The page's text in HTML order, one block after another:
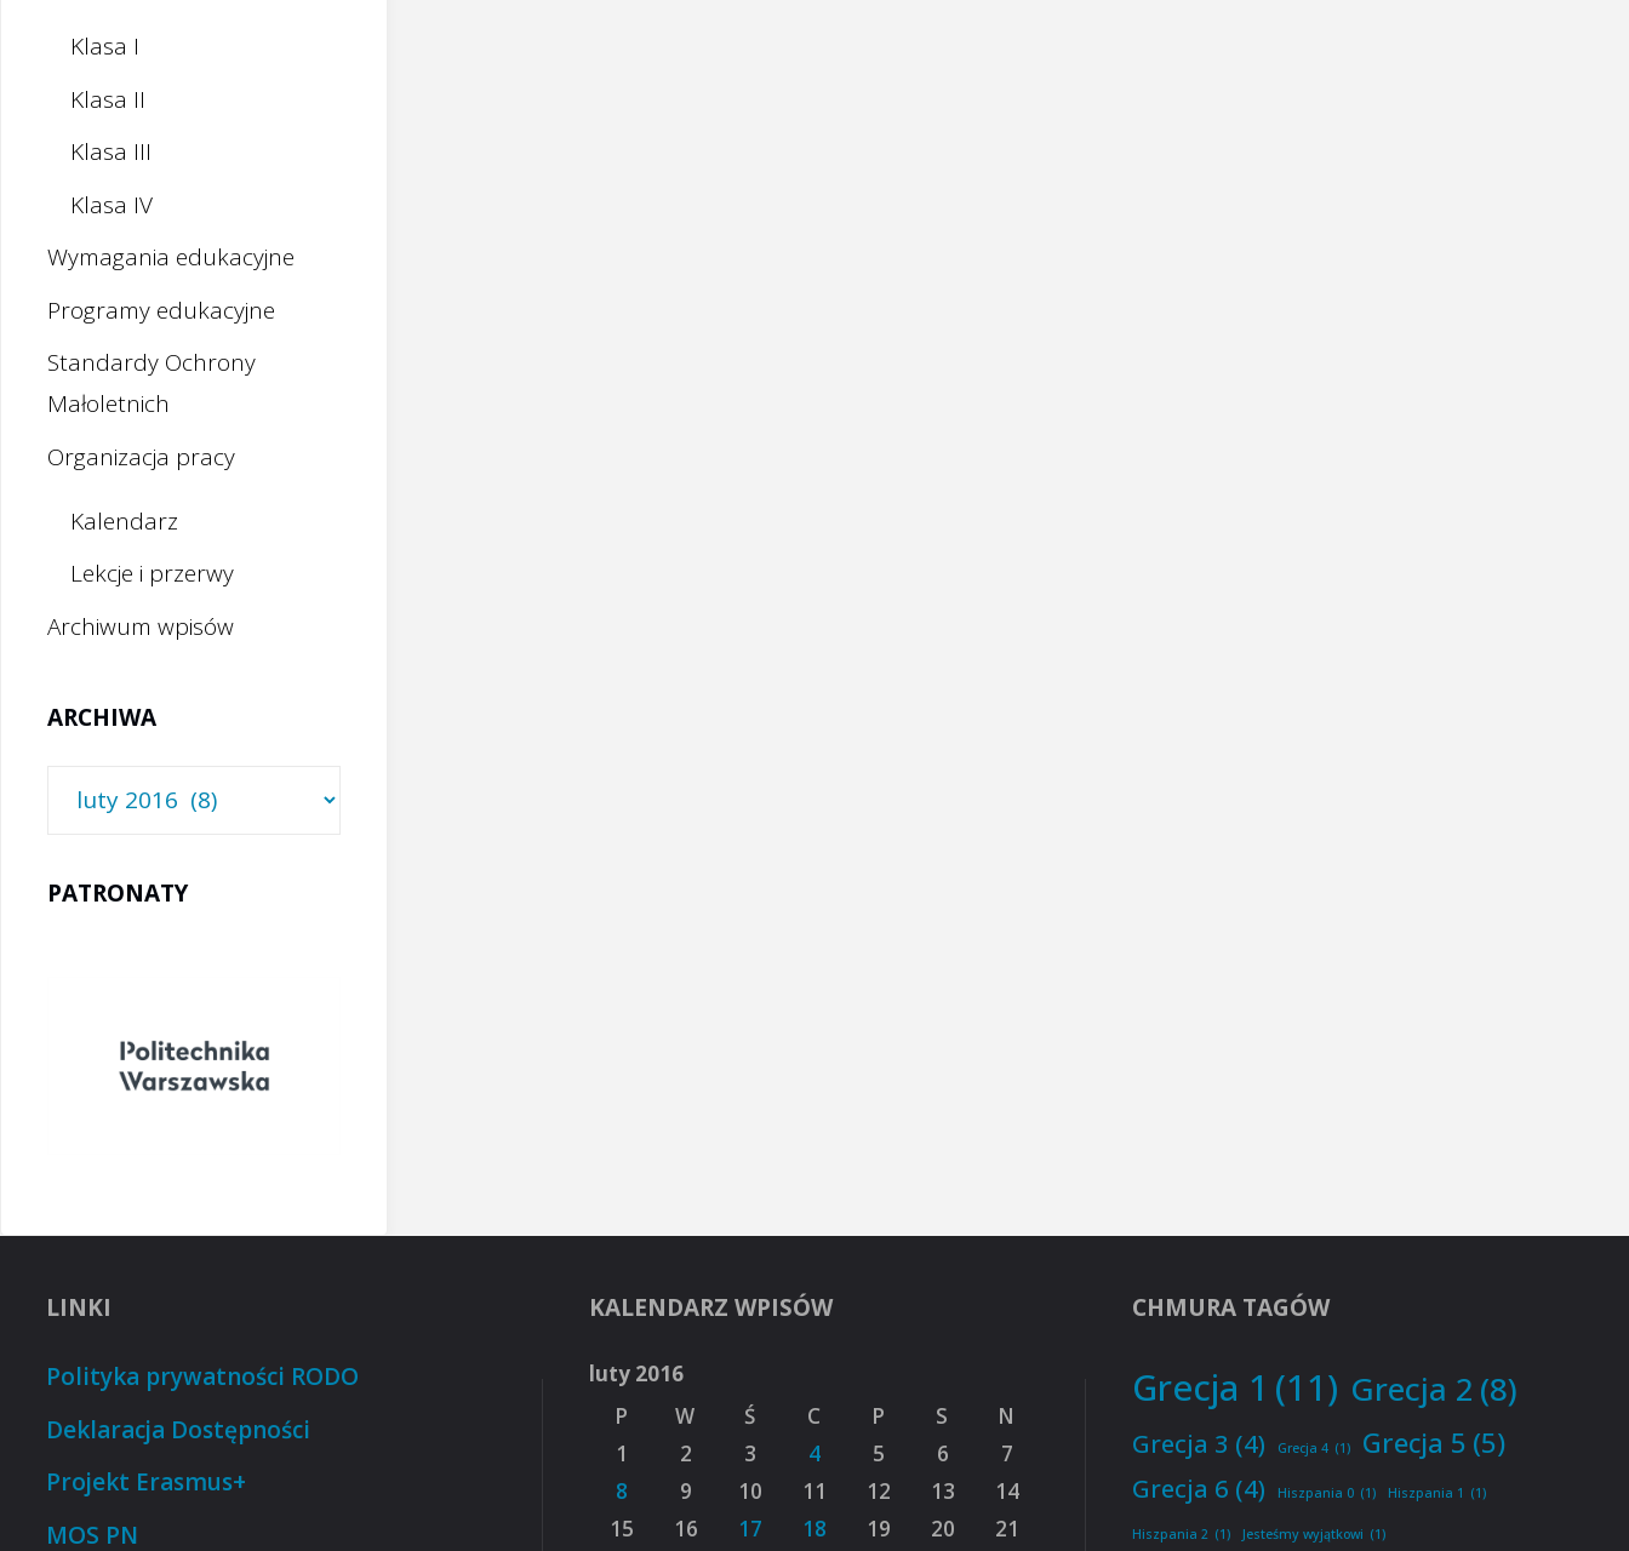
Klasa I
Klasa II
Klasa III
Klasa IV
Wymagania edukacyjne
Programy edukacyjne
Standardy Ochrony
Małoletnich
Organizacja pracy
Kalendarz
Lekcje i przerwy
Archiwum wpisów
ARCHIWA
Archiwa
PATRONATY
LINKI
Polityka prywatności RODO
Deklaracja Dostępności
Projekt Erasmus+
MOS PN
KALENDARZ WPISÓW
luty 2016
P
W Ś C P S
N
1
2 3 4 5 6
7
8
9 10 11 12 13
14
15
16 17 18 19 20 21
CHMURA TAGÓW
Grecja 1 (11) Grecja 2 (8)
Grecja 3 (4) Grecja 4 (1) Grecja 5 (5)
Grecja 6 (4) Hiszpania 0 (1) Hiszpania 1 (1)
Hiszpania 2 (1) Jesteśmy wyjątkowi (1)